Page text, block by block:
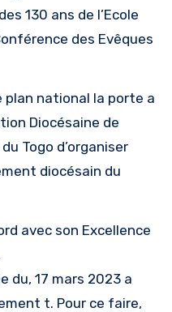
130 ans de l’Ecole
des Evêques
plan national la porte a
Diocésaine de
Togo d’organiser
diocésain du
avec son Excellence
du, 17 mars 2023 a
t. Pour ce faire,